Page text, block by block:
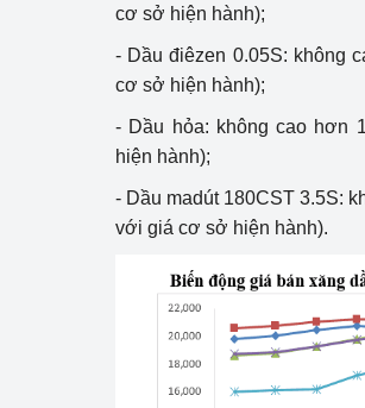
cơ sở hiện hành);
- Dầu điêzen 0.05S: không
cơ sở hiện hành);
- Dầu hỏa: không cao hơn
hiện hành);
- Dầu madút 180CST 3.5S:
với giá cơ sở hiện hành).